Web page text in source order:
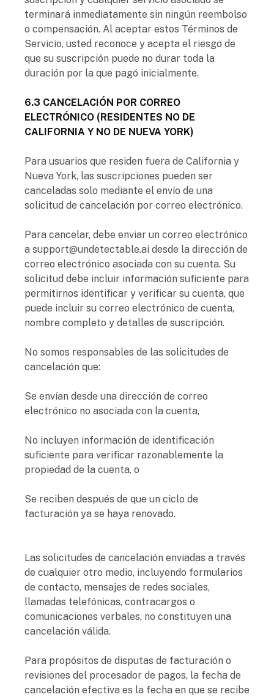
terminará inmediatamente sin ningún reembolso
o compensación. Al aceptar estos Términos de
Servicio, usted reconoce y acepta el riesgo de
que su suscripción puede no durar toda la
duración por la que pagó inicialmente.
6.3 CANCELACIÓN POR CORREO
ELECTRÓNICO (RESIDENTES NO DE
CALIFORNIA Y NO DE NUEVA YORK)
Para usuarios que residen fuera de California y
Nueva York, las suscripciones pueden ser
canceladas solo mediante el envío de una
solicitud de cancelación por correo electrónico.
Para cancelar, debe enviar un correo electrónico
a support@undetectable.ai desde la dirección de
correo electrónico asociada con su cuenta. Su
solicitud debe incluir información suficiente para
permitirnos identificar y verificar su cuenta, que
puede incluir su correo electrónico de cuenta,
nombre completo y detalles de suscripción.
No somos responsables de las solicitudes de
cancelación que:
Se envían desde una dirección de correo
electrónico no asociada con la cuenta,
No incluyen información de identificación
suficiente para verificar razonablemente la
propiedad de la cuenta, o
Se reciben después de que un ciclo de
facturación ya se haya renovado.
Las solicitudes de cancelación enviadas a través
de cualquier otro medio, incluyendo formularios
de contacto, mensajes de redes sociales,
llamadas telefónicas, contracargos o
comunicaciones verbales, no constituyen una
cancelación válida.
Para propósitos de disputas de facturación o
revisiones del procesador de pagos, la fecha de
cancelación efectiva es la fecha en que se recibe